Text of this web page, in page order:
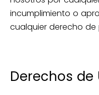
incumplimiento o
cualquier derecho
Derechos de